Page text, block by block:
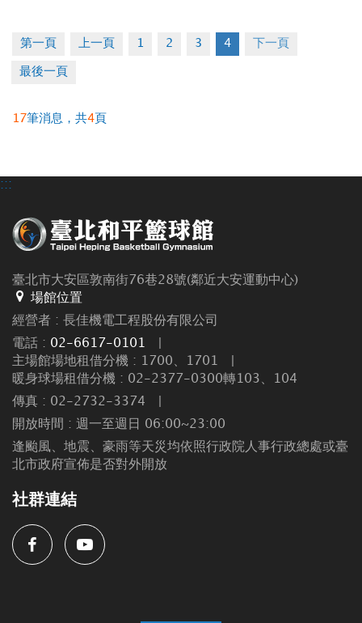
第一頁 上一頁 1 2 3 4 下一頁
最後一頁
17筆消息，共4 頁
:::
臺北市大安區敦南街76巷28號(鄰近大安運動中心)
場館位置
經營者 : 長佳機電工程股份有限公司
電話 : 02-6617-0101
主場館場地租借分機 : 1700、1701
暖身球場租借分機 : 02-2377-0300轉103、104
傳真 : 02-2732-3374
開放時間 : 週一至週日 06:00~23:00
逢颱風、地震、豪雨等天災均依照行政院人事行政總處或臺
北市政府宣佈是否對外開放
社群連結
FacebookYoutube